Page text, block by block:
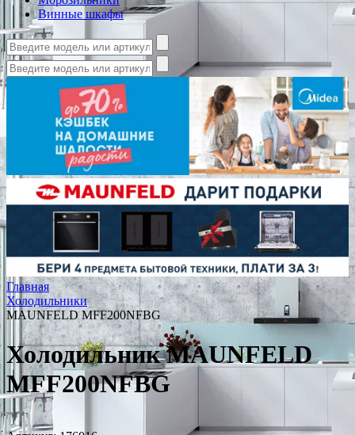
Винные шкафы
Главная
Холодильники
MAUNFELD MFF200NFBG
Холодильник MAUNFELD
MFF200NFBG